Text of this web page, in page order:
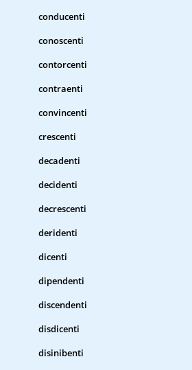
conducenti
conoscenti
contorcenti
contraenti
convincenti
crescenti
decadenti
decidenti
decrescenti
deridenti
dicenti
dipendenti
discendenti
disdicenti
disinibenti